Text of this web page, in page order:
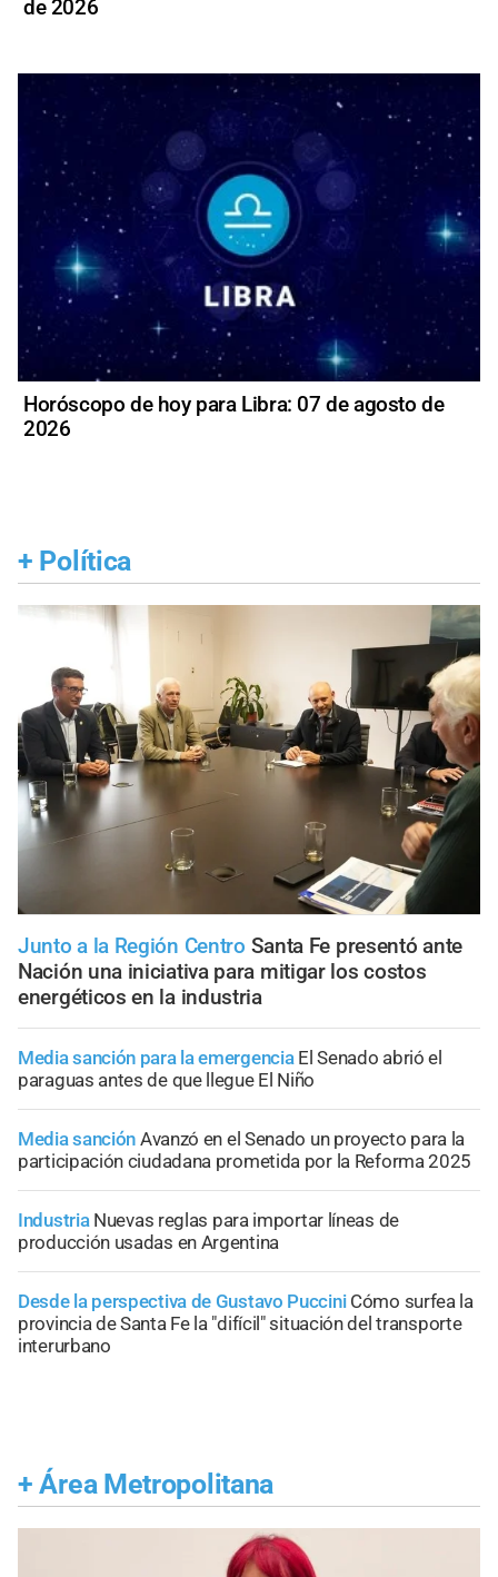
de 2026
Horóscopo de hoy para Libra: 07 de agosto de
2026
+ Política
Junto a la Región Centro Santa Fe presentó ante
Nación una iniciativa para mitigar los costos
energéticos en la industria
Media sanción para la emergencia El Senado abrió el
paraguas antes de que llegue El Niño
Media sanción Avanzó en el Senado un proyecto para la
participación ciudadana prometida por la Reforma 2025
Industria Nuevas reglas para importar líneas de
producción usadas en Argentina
Desde la perspectiva de Gustavo Puccini Cómo surfea la
provincia de Santa Fe la "difícil" situación del transporte
interurbano
+ Área Metropolitana